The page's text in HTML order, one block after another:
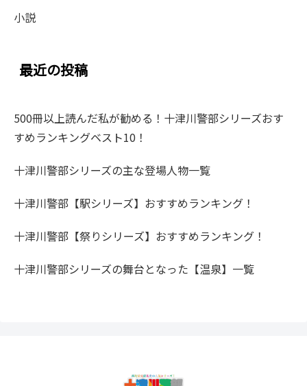
小説
最近の投稿
500冊以上読んだ私が勧める！十津川警部シリーズおす
すめランキングベスト10！
十津川警部シリーズの主な登場人物一覧
十津川警部【駅シリーズ】おすすめランキング！
十津川警部【祭りシリーズ】おすすめランキング！
十津川警部シリーズの舞台となった【温泉】一覧